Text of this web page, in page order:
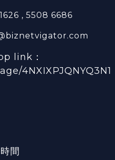
, 5508 6686
link：
4NXIXPJQNYQ3N1
間